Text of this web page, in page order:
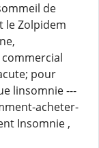
de
le Zolpidem
pour
linsomnie ---
acheter-
Insomnie ,